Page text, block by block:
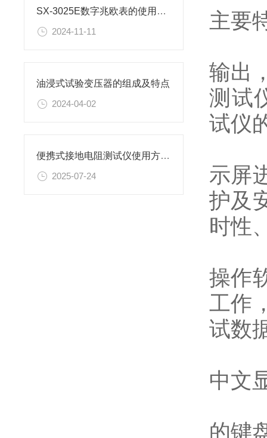
SX-3025E数字兆欧表的使用方法
2024-11-11
油浸式试验变压器的组成及特点
2024-04-02
便携式接地电阻测试仪使用方法有哪些？
2025-07-24
主要
输出
测试
试仪
示屏
护及
时性
操作
工作
试数
中文
的键